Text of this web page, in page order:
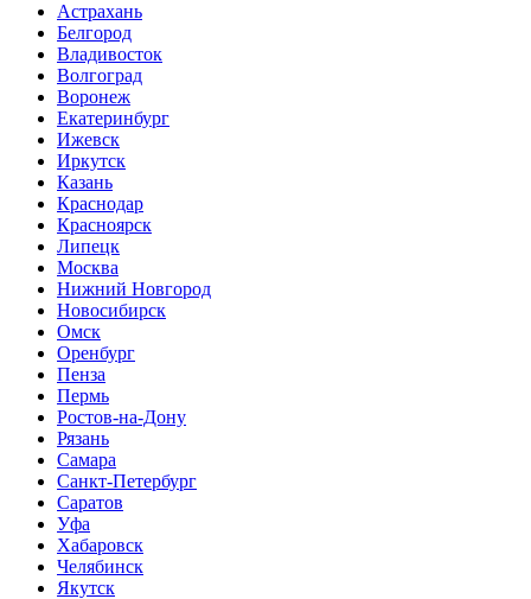
Астрахань
Белгород
Владивосток
Волгоград
Воронеж
Екатеринбург
Ижевск
Иркутск
Казань
Краснодар
Красноярск
Липецк
Москва
Нижний Новгород
Новосибирск
Омск
Оренбург
Пенза
Пермь
Ростов-на-Дону
Рязань
Самара
Санкт-Петербург
Саратов
Уфа
Хабаровск
Челябинск
Якутск